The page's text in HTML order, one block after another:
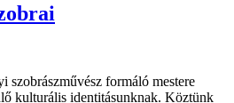
szobrászművész formáló mestere
kulturális identitásunknak. Köztünk